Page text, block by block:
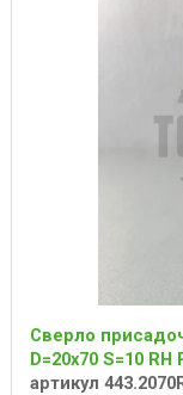
Сверло
D=20x70 S=10 RH
артикул